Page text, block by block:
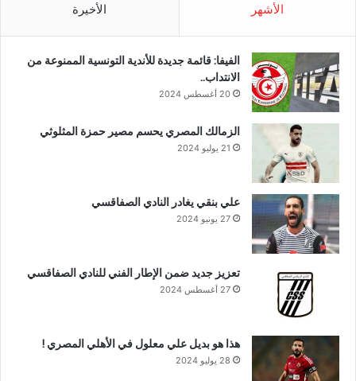
الأشهر الأخيرة
الفيفا: قائمة جديدة للأندية التونسية الممنوعة من
الانتداب..
20 أغسطس 2024
الزمالك المصري يحسم مصير حمزة المثلوثي
21 يوليو 2024
علي بنقي يغادر النادي الصفاقسي
27 يونيو 2024
تعزيز جديد ضمن الإطار الفني للنادي الصفاقسي
27 أغسطس 2024
هذا هو بديل علي معلول في الأهلي المصري !
28 يوليو 2024